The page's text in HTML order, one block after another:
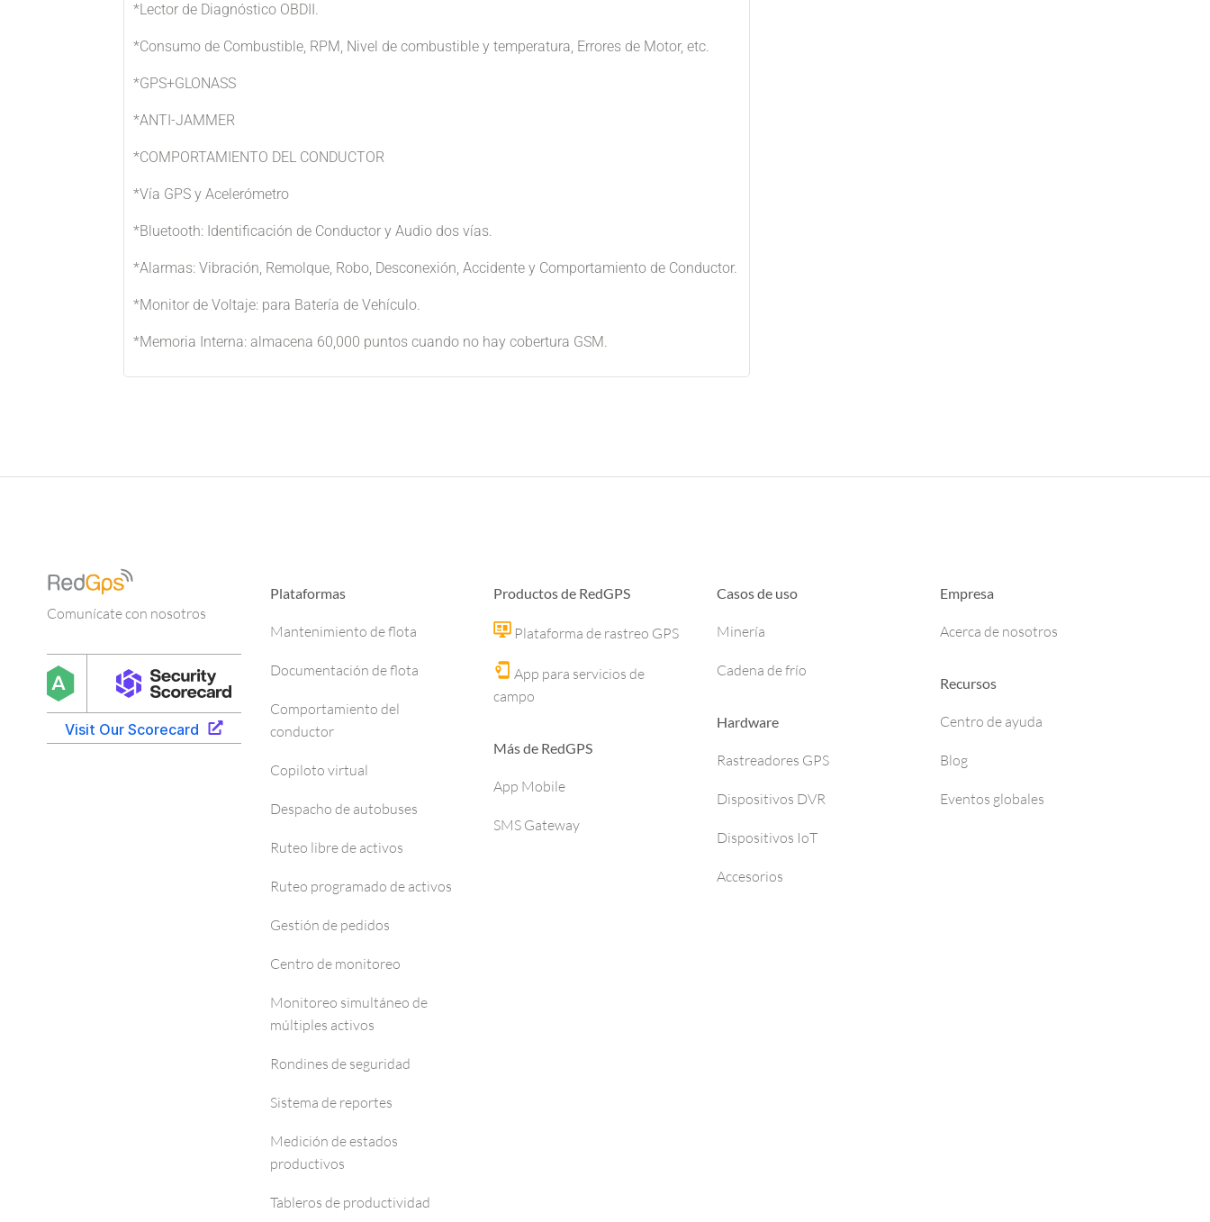
*Lector de Diagnóstico OBDII.
*Consumo de Combustible, RPM, Nivel de combustible y temperatura, Errores de Motor, etc.
*GPS+GLONASS
*ANTI-JAMMER
*COMPORTAMIENTO DEL CONDUCTOR
*Vía GPS y Acelerómetro
*Bluetooth: Identificación de Conductor y Audio dos vías.
*Alarmas: Vibración, Remolque, Robo, Desconexión, Accidente y Comportamiento de Conductor.
*Monitor de Voltaje: para Batería de Vehículo.
*Memoria Interna: almacena 60,000 puntos cuando no hay cobertura GSM.
Comunícate con nosotros
Plataformas
Mantenimiento de flota
Documentación de flota
Comportamiento del
conductor
Copiloto virtual
Despacho de autobuses
Ruteo libre de activos
Ruteo programado de activos
Gestión de pedidos
Centro de monitoreo
Monitoreo simultáneo de
múltiples activos
Rondines de seguridad
Sistema de reportes
Medición de estados
productivos
Tableros de productividad
Productos de RedGPS
Plataforma de rastreo GPS
App para servicios de
campo
Más de RedGPS
App Mobile
SMS Gateway
Casos de uso
Minería
Cadena de frío
Hardware
Rastreadores GPS
Dispositivos DVR
Dispositivos IoT
Accesorios
Empresa
Acerca de nosotros
Recursos
Centro de ayuda
Blog
Eventos globales